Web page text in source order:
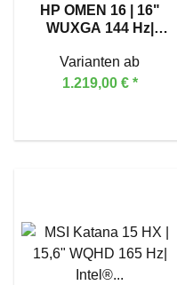
HP OMEN 16 | 16"
WUXGA 144 Hz|
8940HX | GeForce
RTX™ 5060
Varianten ab
1.219,00 € *